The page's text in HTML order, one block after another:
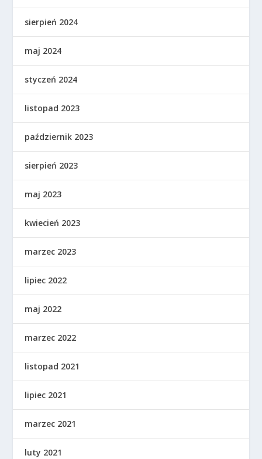
sierpień 2024
maj 2024
styczeń 2024
listopad 2023
październik 2023
sierpień 2023
maj 2023
kwiecień 2023
marzec 2023
lipiec 2022
maj 2022
marzec 2022
listopad 2021
lipiec 2021
marzec 2021
luty 2021